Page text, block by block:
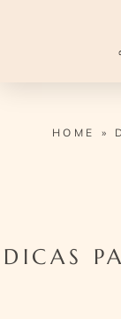
HOME »
DICAS